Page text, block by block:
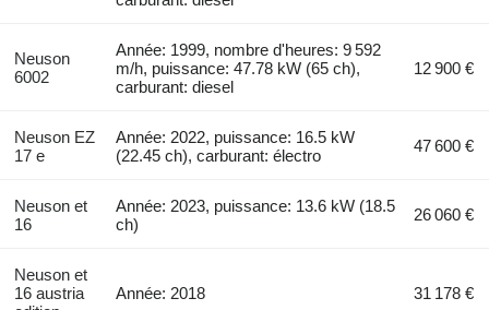
Neuson
6002
Année: 1999, nombre d'heures: 9 592
m/h, puissance: 47.78 kW (65 ch),
carburant: diesel
12 900 €
Neuson EZ
17 e
Année: 2022, puissance: 16.5 kW
(22.45 ch), carburant: électro
47 600 €
Neuson et
16
Année: 2023, puissance: 13.6 kW (18.5
ch)
26 060 €
Neuson et
16 austria
Année: 2018 31 178 €